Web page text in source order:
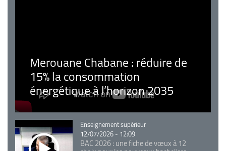
Merouane Chabane : réduire de
15% la consommation
énergétique à l’horizon 2035
Catégorie
Enseignement supérieur
12/07/2026 - 12:09
BAC 2026 : une fiche de vœux à 12